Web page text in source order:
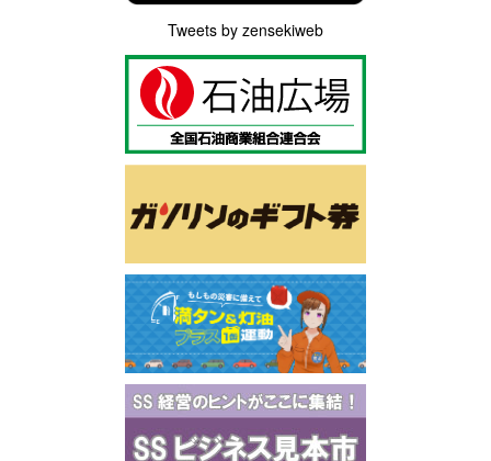
Tweets by zensekiweb